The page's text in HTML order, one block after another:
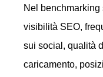
Nel
visibilità SEO,
sui social, qualità
caricamento,